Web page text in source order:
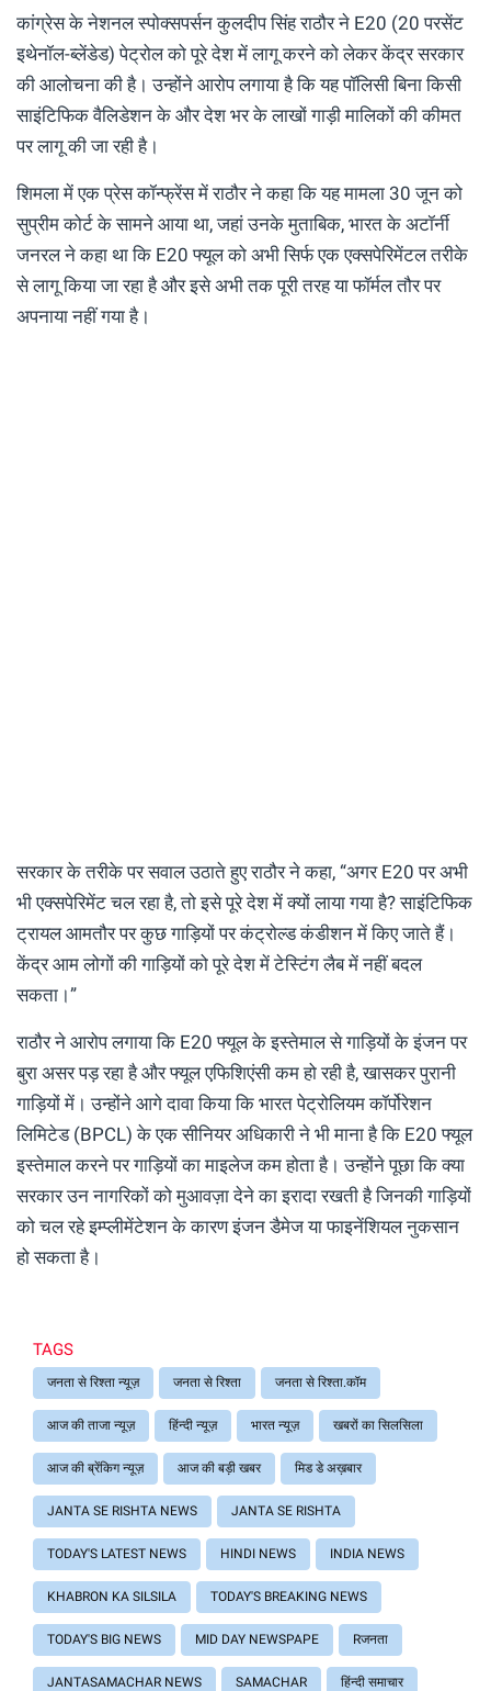
कांग्रेस के नेशनल स्पोक्सपर्सन कुलदीप सिंह राठौर ने E20 (20 परसेंट
इथेनॉल-ब्लेंडेड) पेट्रोल को पूरे देश में लागू करने को लेकर केंद्र सरकार
की आलोचना की है। उन्होंने आरोप लगाया है कि यह पॉलिसी बिना किसी
साइंटिफिक वैलिडेशन के और देश भर के लाखों गाड़ी मालिकों की कीमत
पर लागू की जा रही है।
शिमला में एक प्रेस कॉन्फ्रेंस में राठौर ने कहा कि यह मामला 30 जून को
सुप्रीम कोर्ट के सामने आया था, जहां उनके मुताबिक, भारत के अटॉर्नी
जनरल ने कहा था कि E20 फ्यूल को अभी सिर्फ एक एक्सपेरिमेंटल तरीके
से लागू किया जा रहा है और इसे अभी तक पूरी तरह या फॉर्मल तौर पर
अपनाया नहीं गया है।
सरकार के तरीके पर सवाल उठाते हुए राठौर ने कहा, “अगर E20 पर अभी
भी एक्सपेरिमेंट चल रहा है, तो इसे पूरे देश में क्यों लाया गया है? साइंटिफिक
ट्रायल आमतौर पर कुछ गाड़ियों पर कंट्रोल्ड कंडीशन में किए जाते हैं।
केंद्र आम लोगों की गाड़ियों को पूरे देश में टेस्टिंग लैब में नहीं बदल
सकता।”
राठौर ने आरोप लगाया कि E20 फ्यूल के इस्तेमाल से गाड़ियों के इंजन पर
बुरा असर पड़ रहा है और फ्यूल एफिशिएंसी कम हो रही है, खासकर पुरानी
गाड़ियों में। उन्होंने आगे दावा किया कि भारत पेट्रोलियम कॉर्पोरेशन
लिमिटेड (BPCL) के एक सीनियर अधिकारी ने भी माना है कि E20 फ्यूल
इस्तेमाल करने पर गाड़ियों का माइलेज कम होता है। उन्होंने पूछा कि क्या
सरकार उन नागरिकों को मुआवज़ा देने का इरादा रखती है जिनकी गाड़ियों
को चल रहे इम्प्लीमेंटेशन के कारण इंजन डैमेज या फाइनेंशियल नुकसान
हो सकता है।
TAGS
जनता से रिश्ता न्यूज़ जनता से रिश्ता जनता से रिश्ता.कॉम
आज की ताजा न्यूज़ हिंन्दी न्यूज़ भारत न्यूज़ खबरों का सिलसिला
आज की ब्रेंकिग न्यूज़ आज की बड़ी खबर मिड डे अख़बार
JANTA SE RISHTA NEWS JANTA SE RISHTA
TODAY'S LATEST NEWS HINDI NEWS INDIA NEWS
KHABRON KA SILSILA TODAY'S BREAKING NEWS
TODAY'S BIG NEWS MID DAY NEWSPAPE Rजनता
JANTASAMACHAR NEWS SAMACHAR हिंन्दी समाचार